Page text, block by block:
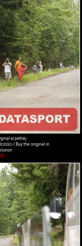
w pełnej
/ Buy the original in